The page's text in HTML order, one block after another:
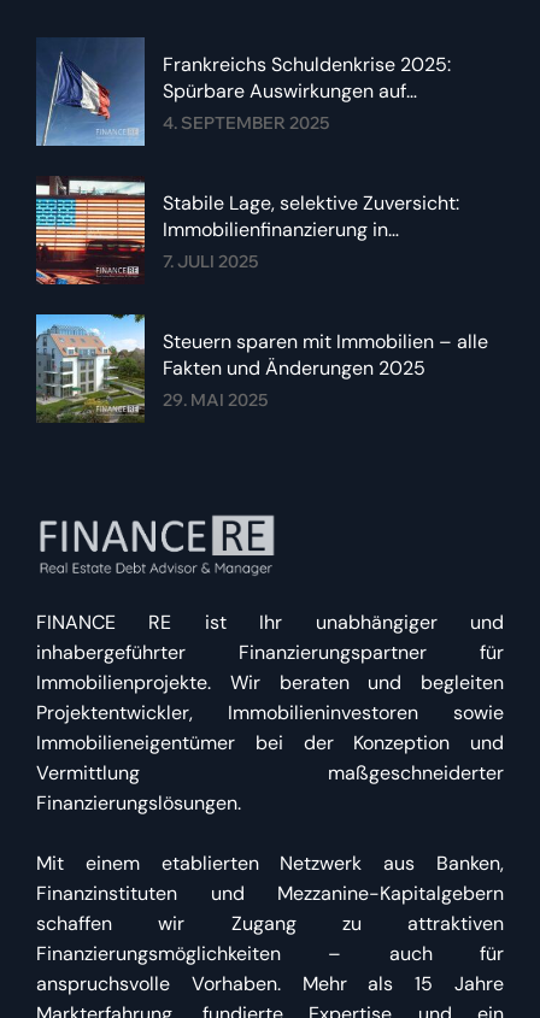
Frankreichs Schuldenkrise 2025:
Spürbare Auswirkungen auf
Immobilienzinsen im Euroraum
4. SEPTEMBER 2025
Stabile Lage, selektive Zuversicht:
Immobilienfinanzierung in
Deutschland im Sommer 2025
7. JULI 2025
Steuern sparen mit Immobilien – alle
Fakten und Änderungen 2025
29. MAI 2025
FINANCE RE ist Ihr unabhängiger und
inhabergeführter Finanzierungspartner für
Immobilienprojekte. Wir beraten und begleiten
Projektentwickler, Immobilieninvestoren sowie
Immobilieneigentümer bei der Konzeption und
Vermittlung maßgeschneiderter
Finanzierungslösungen.
Mit einem etablierten Netzwerk aus Banken,
Finanzinstituten und Mezzanine-Kapitalgebern
schaffen wir Zugang zu attraktiven
Finanzierungsmöglichkeiten – auch für
anspruchsvolle Vorhaben. Mehr als 15 Jahre